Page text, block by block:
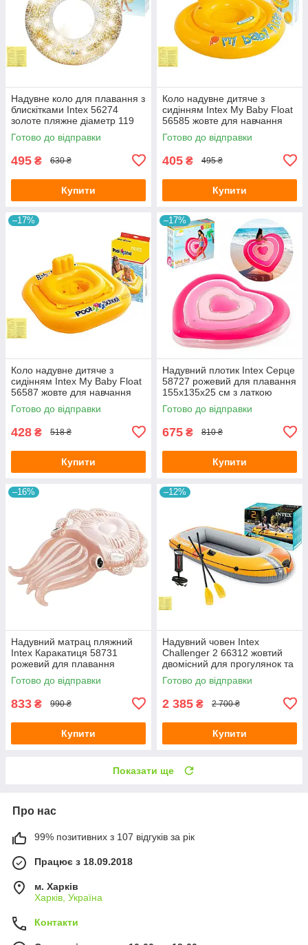
Надувне коло для плавання з
блискітками Intex 56274
золоте пляжне діаметр 119
см з латкою
Готово до відправки
495 ₴ 630 ₴
Купити
Коло надувне дитяче з
сидінням Intex My Baby Float
56585 жовте для навчання
плаванню малюків від 6-12
місяців з латкою 70 см
Готово до відправки
405 ₴ 495 ₴
Купити
–17%
Коло надувне дитяче з
сидінням Intex My Baby Float
56587 жовте для навчання
плаванню малюків від 1-2
років з латкою 79х79 см
Готово до відправки
428 ₴ 518 ₴
Купити
–17%
Надувний плотик Intex Серце
58727 рожевий для плавання
155х135х25 см з латкою
Готово до відправки
675 ₴ 810 ₴
Купити
–16%
Надувний матрац пляжний
Intex Каракатиця 58731
рожевий для плавання
191х117х30 см з латкою
Готово до відправки
833 ₴ 990 ₴
Купити
–12%
Надувний човен Intex
Challenger 2 66312 жовтий
двомісний для прогулянок та
риболовлі з веслами та
помпою 236х114х41 см
Готово до відправки
2 385 ₴ 2 700 ₴
Купити
Показати ще
Про нас
99% позитивних з 107 відгуків за рік
Працює з 18.09.2018
м. Харків
Харків, Україна
Контакти